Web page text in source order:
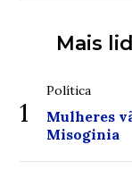
Mais
1
Política
Mulheres
Misoginia